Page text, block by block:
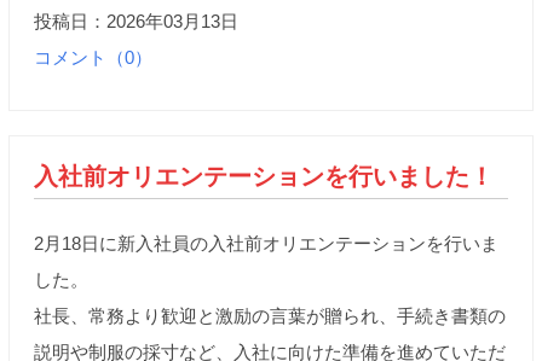
投稿日：2026年03月13日
コメント（0）
入社前オリエンテーションを行いました！
2月18日に新入社員の入社前オリエンテーションを行いま
した。
社長、常務より歓迎と激励の言葉が贈られ、手続き書類の
説明や制服の採寸など、入社に向けた準備を進めていただ